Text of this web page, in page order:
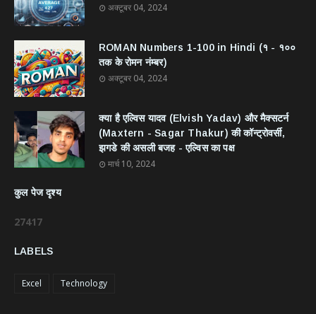
अक्टूबर 04, 2024
ROMAN Numbers 1-100 in Hindi (१ - १००
तक के रोमन नंम्बर)
अक्टूबर 04, 2024
क्या है एल्विस यादव (Elvish Yadav) और मैक्सटर्न
(Maxtern - Sagar Thakur) की कॉन्ट्रोवर्सी,
झगडे की असली बजह - एल्विस का पक्ष
मार्च 10, 2024
कुल पेज दृश्य
27417
LABELS
Excel Technology